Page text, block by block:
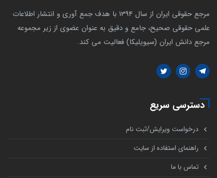
مرجع حقوقی ایران از سال 1394 با هدف جمع آوری و انتشار اطلاعات
علمی حقوقی صحیح، جامع و دقیق به عنوان عضوی از زیر مجموعه
مرجع دانش ایران (سیویلیکا) فعالیت می کند.
دسترسی سریع
درخواست ویرایش/ثبت نام
راهنمای استفاده از سایت
تماس با ما